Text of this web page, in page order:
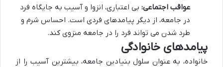
عواقب اجتماعی: بی اعتباری، انزوا و آسیب به جایگاه فرد
در جامعه، از دیگر پیامدهای فردی است. احساس شرم و
طرد شدن می تواند فرد را در جامعه منزوی کند.
پیامدهای خانوادگی
خانواده، به عنوان سلول بنیادین جامعه، بیشترین آسیب را از